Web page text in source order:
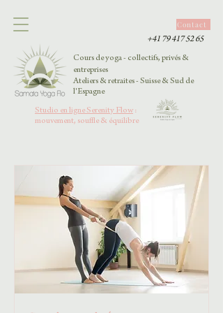
Contact
+41 79 417 52 65
Cours de yoga - collectifs, privés &
entreprises
Ateliers & retraites - Suisse & Sud de
l'Espagne
Studio en ligne Serenity Flow :
mouvement, souffle & équilibre